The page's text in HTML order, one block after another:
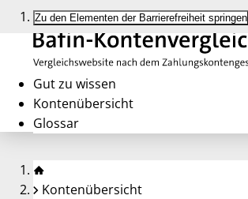
Zu den Elementen der Barrierefreiheit springen
Gut zu wissen
Kontenübersicht
Glossar
Kontenübersicht